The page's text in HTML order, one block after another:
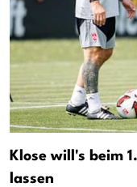
Klose will's beim
lassen